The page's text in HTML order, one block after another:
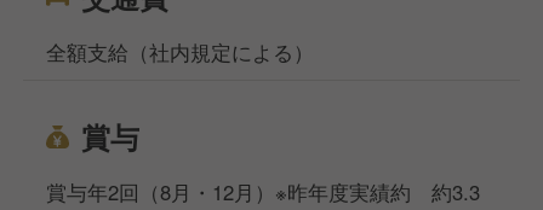
全額支給（社内規定による）
賞与
賞与年2回（8月・12月）※昨年度実績約 約3.3